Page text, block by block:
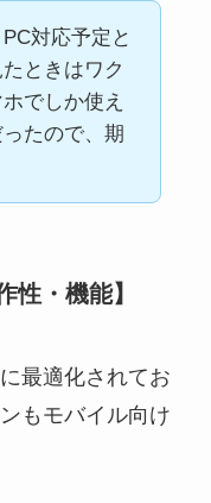
対応予定と
ときはワク
でしか使え
たので、期
性・機能】
最適化されてお
もモバイル向け